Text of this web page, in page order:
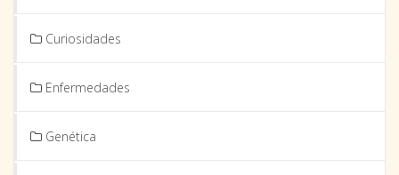
Curiosidades
Enfermedades
Genética